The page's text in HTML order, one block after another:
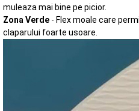
muleaza mai bine pe picior.
Zona Verde - Flex moale care
claparului foarte usoare.